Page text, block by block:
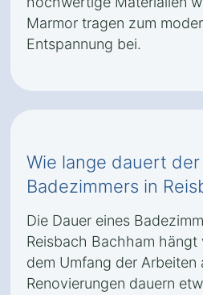
Marmor tragen zum
Entspannung bei.
Wie lange dauert
Badezimmers in
Die Dauer eines
Reisbach Bachham hängt
dem Umfang der Arbeiten
Renovierungen dauern